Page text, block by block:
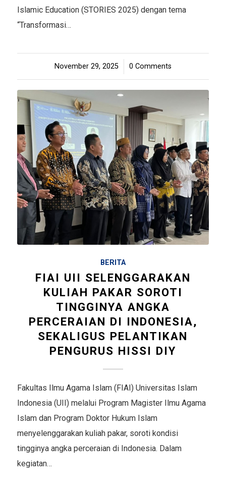
Islamic Education (STORIES 2025) dengan tema
“Transformasi…
November 29, 2025
/ 0 Comments
BERITA
FIAI UII SELENGGARAKAN
KULIAH PAKAR SOROTI
TINGGINYA ANGKA
PERCERAIAN DI INDONESIA,
SEKALIGUS PELANTIKAN
PENGURUS HISSI DIY
Fakultas Ilmu Agama Islam (FIAI) Universitas Islam
Indonesia (UII) melalui Program Magister Ilmu Agama
Islam dan Program Doktor Hukum Islam
menyelenggarakan kuliah pakar, soroti kondisi
tingginya angka perceraian di Indonesia. Dalam
kegiatan…